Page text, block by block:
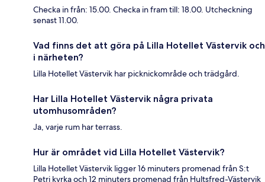
Checka in från: 15.00. Checka in fram till: 18.00. Utcheckning
senast 11.00.
Vad finns det att göra på Lilla Hotellet Västervik och
i närheten?
Lilla Hotellet Västervik har picknickområde och trädgård.
Har Lilla Hotellet Västervik några privata
utomhusområden?
Ja, varje rum har terrass.
Hur är området vid Lilla Hotellet Västervik?
Lilla Hotellet Västervik ligger 16 minuters promenad från S:t
Petri kyrka och 12 minuters promenad från Hultsfred-Västervik